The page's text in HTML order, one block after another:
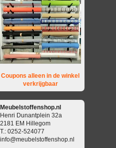
Coupons alleen in de winkel
verkrijgbaar
Meubelstoffenshop.nl
Henri Dunantplein 32a
2181 EM Hillegom
T.: 0252-524077
info@meubelstoffenshop.nl